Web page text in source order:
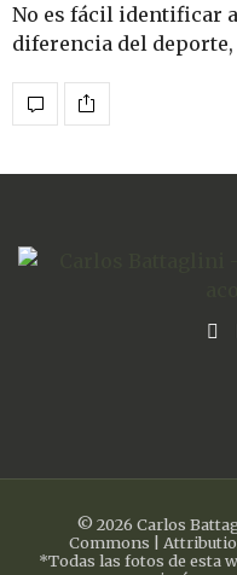
No es fácil identificar
diferencia del
© 2026 Carlos
Commons |
*Todas las fotos de esta